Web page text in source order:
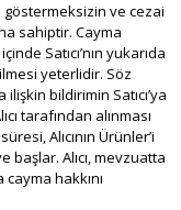
göstermeksizin ve cezai
sahiptir. Cayma
Satıcı’nın yukarıda
yeterlidir. Söz
bildirimin Satıcı’ya
tarafından alınması
Alıcının Ürünler’i
başlar. Alıcı, mevzuatta
hakkını